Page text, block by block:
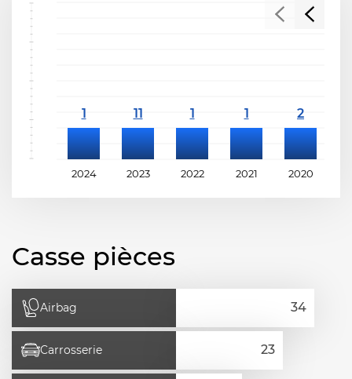
2024 2023 2022 2021 2020
Casse pièces
Airbag
Carrosserie